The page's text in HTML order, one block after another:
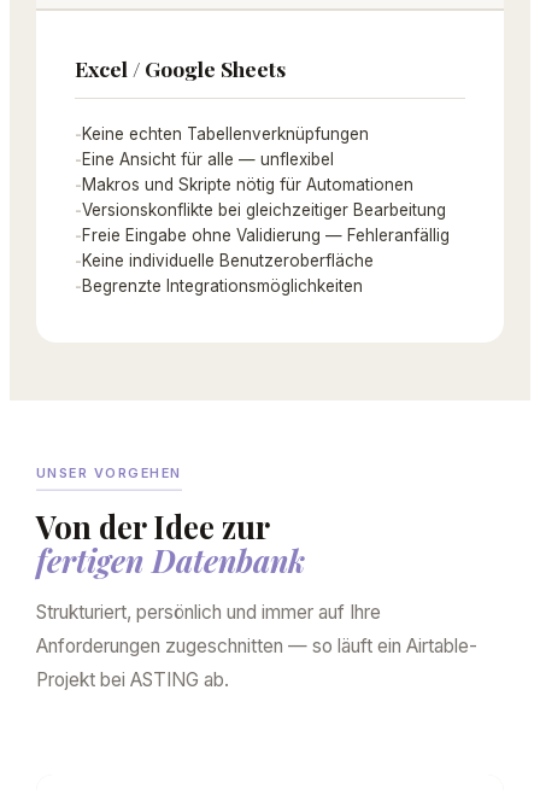
Excel / Google Sheets
-Keine echten Tabellenverknüpfungen
-Eine Ansicht für alle — unflexibel
-Makros und Skripte nötig für Automationen
-Versionskonflikte bei gleichzeitiger Bearbeitung
-Freie Eingabe ohne Validierung — Fehleranfällig
-Keine individuelle Benutzeroberfläche
-Begrenzte Integrationsmöglichkeiten
UNSER VORGEHEN
Von der Idee zur
fertigen Datenbank
Strukturiert, persönlich und immer auf Ihre
Anforderungen zugeschnitten — so läuft ein Airtable-
Projekt bei ASTING ab.